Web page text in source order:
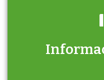
Zjistěte, jak se